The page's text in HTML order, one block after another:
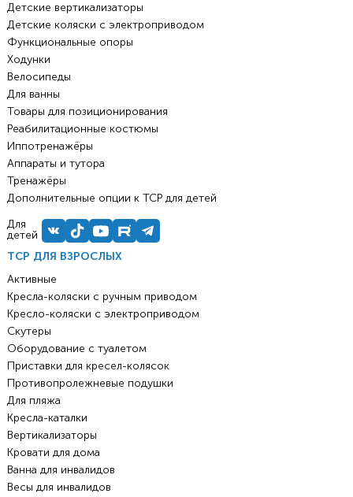
ТСР ДЛЯ ВЗРОСЛЫХ
Активные
Кресла-коляски с ручным приводом
Кресло-коляски с электроприводом
Скутеры
Оборудование с туалетом
Приставки для кресел-колясок
Противопролежневые подушки
Для пляжа
Кресла-каталки
Вертикализаторы
Кровати для дома
Ванна для инвалидов
Весы для инвалидов
Детские вертикализаторы
Детские коляски с электроприводом
Функциональные опоры
Ходунки
Велосипеды
Для ванны
Товары для позиционирования
Реабилитационные костюмы
Иппотренажёры
Аппараты и тутора
Тренажёры
Дополнительные опции к ТСР для детей
Для
детей